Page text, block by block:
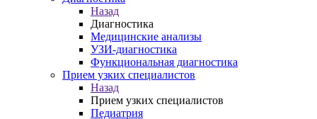
Назад
Диагностика
Медицинские анализы
УЗИ-диагностика
Функциональная диагностика
Прием узких специалистов
Назад
Прием узких специалистов
Педиатрия